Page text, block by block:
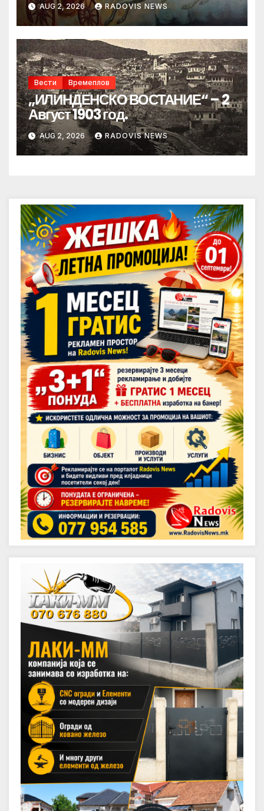
AUG 2, 2026 RADOVIS NEWS
Вести Времеплов
„ИЛИНДЕНСКО ВОСТАНИЕ“ – 2
Август 1903 год.
AUG 2, 2026 RADOVIS NEWS